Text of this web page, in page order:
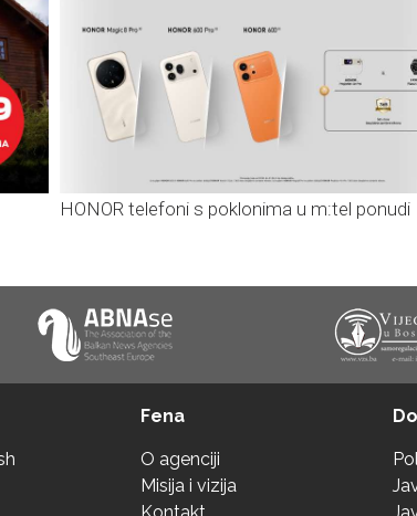
HONOR telefoni s poklonima u m:tel ponudi
Fena
O agenciji
Misija i vizija